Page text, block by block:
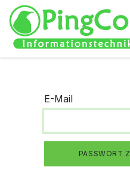
ZUM INHALT SPRINGEN
E-Mail
PASSWORT